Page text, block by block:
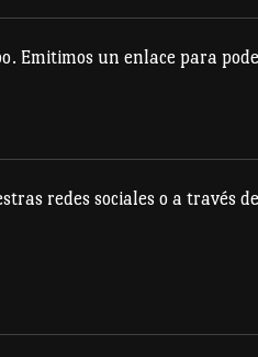
Emitimos un enlace para
redes sociales o a través